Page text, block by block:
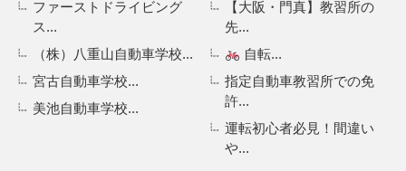
ファーストドライビング
ス...
（株）八重山自動車学校...
宮古自動車学校...
美池自動車学校...
【大阪・門真】教習所の
先...
自転...
指定自動車教習所での免
許...
運転初心者必見！間違い
や...